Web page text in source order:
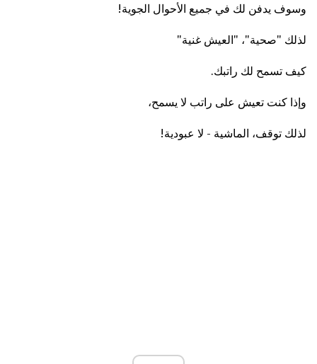
وسوف يدفن لك في جميع الأحوال الجوية!
لذلك "صحية"، "العيش غنية"
كيف تسمح لك راتبك.
وإذا كنت تعيش على راتب لا يسمح،
لذلك توقف، الماشية - لا عبودية!